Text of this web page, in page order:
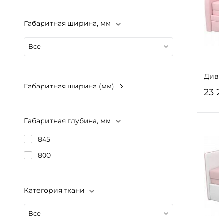
Габаритная ширина, мм
Все
Габаритная ширина (мм)
Габаритная глубина, мм
845
800
Категория ткани
Все
1
23
В